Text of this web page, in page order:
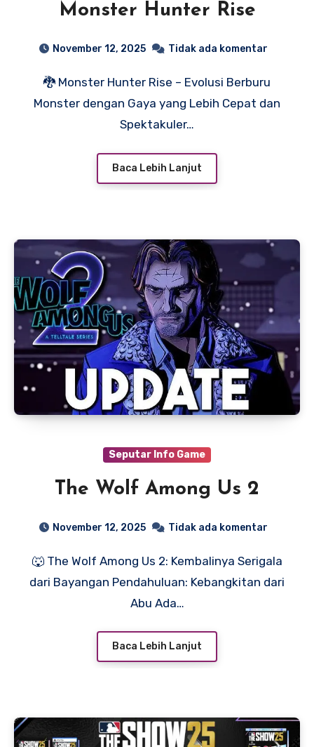
Monster Hunter Rise
November 12, 2025 Tidak ada komentar
🐉 Monster Hunter Rise – Evolusi Berburu
Monster dengan Gaya yang Lebih Cepat dan
Spektakuler…
Baca Lebih Lanjut
Seputar Info Game
The Wolf Among Us 2
November 12, 2025 Tidak ada komentar
🐺 The Wolf Among Us 2: Kembalinya Serigala
dari Bayangan Pendahuluan: Kebangkitan dari
Abu Ada…
Baca Lebih Lanjut